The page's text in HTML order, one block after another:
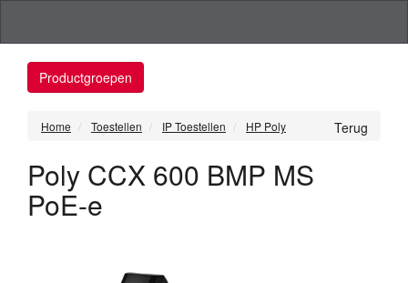
Productgroepen
Terug
Home Toestellen IP Toestellen HP Poly
Poly CCX 600 BMP MS
PoE-e